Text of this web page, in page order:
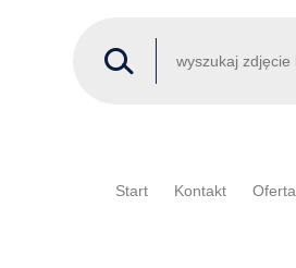
Start Kontakt Oferta